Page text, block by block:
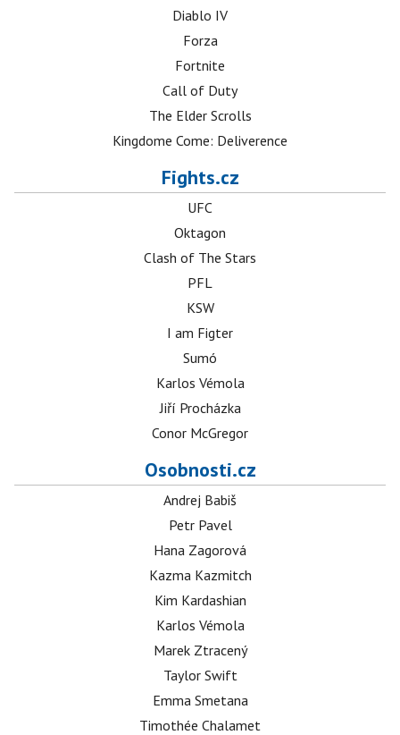
Diablo IV
Forza
Fortnite
Call of Duty
The Elder Scrolls
Kingdome Come: Deliverence
Fights.cz
UFC
Oktagon
Clash of The Stars
PFL
KSW
I am Figter
Sumó
Karlos Vémola
Jiří Procházka
Conor McGregor
Osobnosti.cz
Andrej Babiš
Petr Pavel
Hana Zagorová
Kazma Kazmitch
Kim Kardashian
Karlos Vémola
Marek Ztracený
Taylor Swift
Emma Smetana
Timothée Chalamet